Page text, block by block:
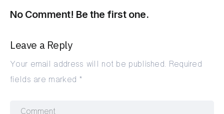
No Comment! Be the first one.
Leave a Reply
Your email address will not be published. Required
fields are marked *